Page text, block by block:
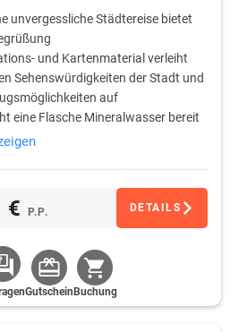
unvergessliche Städtereise bietet
und Kartenmaterial verleiht
Sehenswürdigkeiten der Stadt und
auf
eine Flasche Mineralwasser bereit
wartet auf dem Kopfkissen
€ P.P. DETAILS
Gutschein Buchung